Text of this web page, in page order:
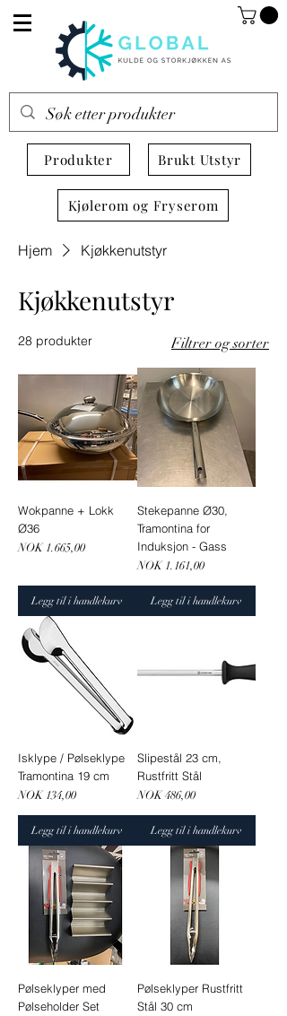
Produkter Brukt Utstyr
Kjølerom og Fryserom
Hjem Kjøkkenutstyr
Kjøkkenutstyr
28 produkter Filtrer og sorter
Wokpanne + Lokk
Ø36
Pris
NOK 1.665,00
Legg til i handlekurv
Stekepanne Ø30,
Tramontina for
Induksjon - Gass
Pris
NOK 1.161,00
Legg til i handlekurv
Isklype / Pølseklype
Tramontina 19 cm
Pris
NOK 134,00
Legg til i handlekurv
Slipestål 23 cm,
Rustfritt Stål
Pris
NOK 486,00
Legg til i handlekurv
Pølseklyper med
Pølseholder Set
Pølseklyper Rustfritt
Stål 30 cm